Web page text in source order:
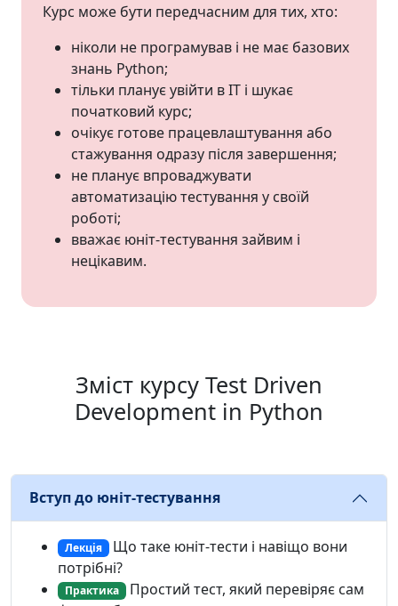
Курс може бути передчасним для тих, хто:
ніколи не програмував і не має базових
знань Python;
тільки планує увійти в ІТ і шукає
початковий курс;
очікує готове працевлаштування або
стажування одразу після завершення;
не планує впроваджувати
автоматизацію тестування у своїй
роботі;
вважає юніт-тестування зайвим і
нецікавим.
Зміст курсу Test Driven
Development in Python
Вступ до юніт-тестування
Лекція Що таке юніт-тести і навіщо вони
потрібні?
Практика Простий тест, який перевіряє сам